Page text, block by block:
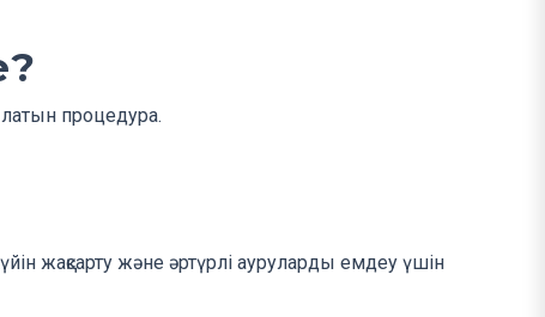
процедура.
жақсарту және әртүрлі ауруларды емдеу үшін